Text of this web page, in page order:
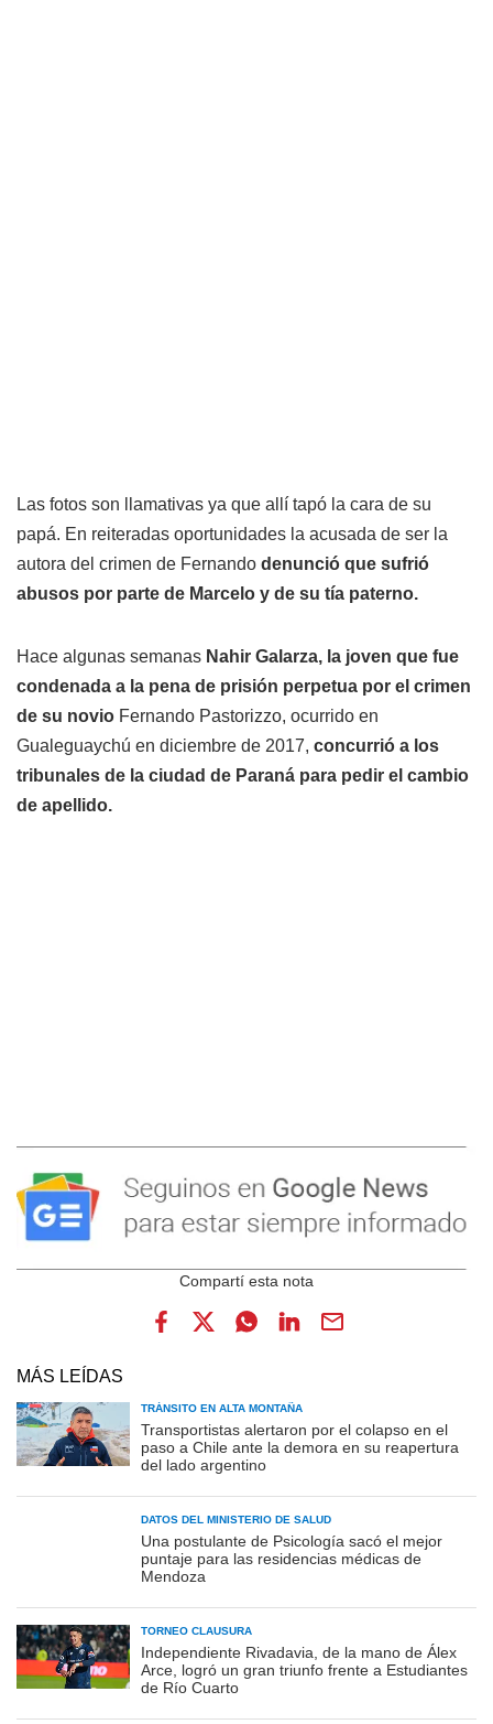
Las fotos son llamativas ya que allí tapó la cara de su
papá. En reiteradas oportunidades la acusada de ser la
autora del crimen de Fernando denunció que sufrió
abusos por parte de Marcelo y de su tía paterno.
Hace algunas semanas Nahir Galarza, la joven que fue
condenada a la pena de prisión perpetua por el crimen
de su novio Fernando Pastorizzo, ocurrido en
Gualeguaychú en diciembre de 2017, concurrió a los
tribunales de la ciudad de Paraná para pedir el cambio
de apellido.
MÁS LEÍDAS
TRÁNSITO EN ALTA MONTAÑA
Transportistas alertaron por el colapso en el
paso a Chile ante la demora en su reapertura
del lado argentino
DATOS DEL MINISTERIO DE SALUD
Una postulante de Psicología sacó el mejor
puntaje para las residencias médicas de
Mendoza
TORNEO CLAUSURA
Independiente Rivadavia, de la mano de Álex
Arce, logró un gran triunfo frente a Estudiantes
de Río Cuarto